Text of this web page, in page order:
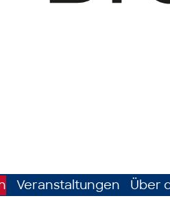
Veranstaltungen Über